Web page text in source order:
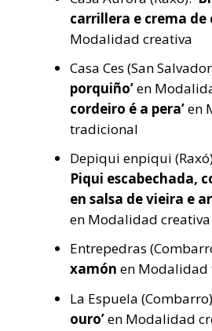
carrillera e crema de
Modalidad creativa
Casa Ces (San
porquiño’en
cordeiro é a pera’en
tradicional
Depiqui enpiqui
Piqui escabechada,
en salsa de vieira e
en Modalidad creativa
Entrepedras
xamón en
La Espuela
ouro’en Modalidad